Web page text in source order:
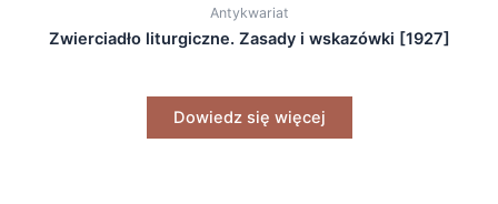
Antykwariat
Zwierciadło liturgiczne. Zasady i wskazówki [1927]
Dowiedz się więcej